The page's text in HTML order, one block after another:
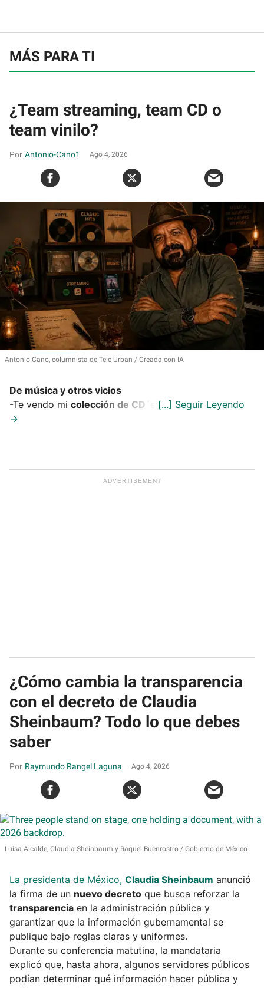
MÁS PARA TI
¿Team streaming, team CD o
team vinilo?
Antonio-Cano1 Ago 4, 2026
Antonio Cano, columnista de Tele Urban Creada con IA
De música y otros vicios
-Te vendo mi colección de CD´s
¿Cómo cambia la transparencia
con el decreto de Claudia
Sheinbaum? Todo lo que debes
saber
Raymundo Rangel Laguna Ago 4, 2026
Luisa Alcalde, Claudia Sheinbaum y Raquel Buenrostro Gobierno de México
La presidenta de México, Claudia Sheinbaum anunció
la firma de un nuevo decreto que busca reforzar la
transparencia en la administración pública y
garantizar que la información gubernamental se
publique bajo reglas claras y uniformes.
Durante su conferencia matutina, la mandataria
explicó que, hasta ahora, algunos servidores públicos
podían determinar qué información hacer pública y